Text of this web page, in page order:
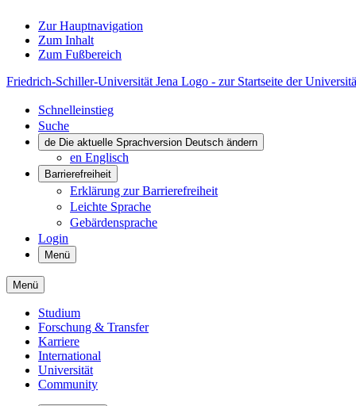
Zur Hauptnavigation
Zum Inhalt
Zum Fußbereich
Friedrich-Schiller-Universität Jena Logo - zur Startseite der
Schnelleinstieg
Suche
de Die aktuelle Sprachversion Deutsch ändern
en Englisch
Barrierefreiheit
Erklärung zur Barrierefreiheit
Leichte Sprache
Gebärdensprache
Login
Menü
Menü
Studium
Forschung & Transfer
Karriere
International
Universität
Community